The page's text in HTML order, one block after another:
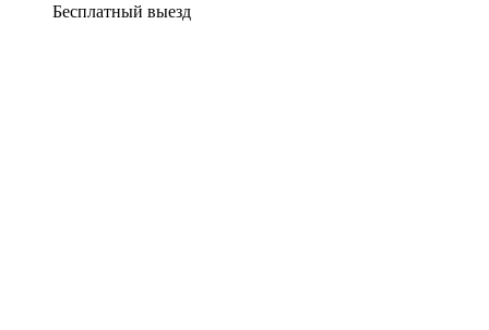
Бесплатный выезд